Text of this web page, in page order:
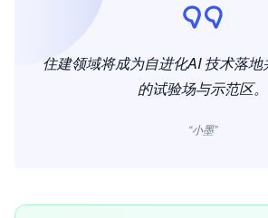
住建领域将成为自进化AI 技术落
的试验场与示范区。
“小墨”